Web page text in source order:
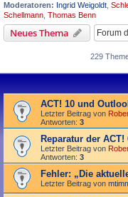
Moderatoren: Ingrid Weigoldt
Schellmann Thomas Benn
Neues Thema
229
ACT! 10 und
Letzter Beitrag von
Antworten: 3
Reparatur der
Letzter Beitrag von
Antworten: 3
Fehler: „Die
Letzter Beitrag von